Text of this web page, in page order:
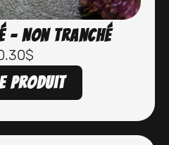
– Non tranché
$
produit